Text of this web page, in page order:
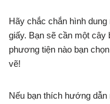
Hãy chắc chắn hình
giấy. Bạn sẽ cần một
phương tiện nào bạn
vẽ!
Nếu bạn thích hướng